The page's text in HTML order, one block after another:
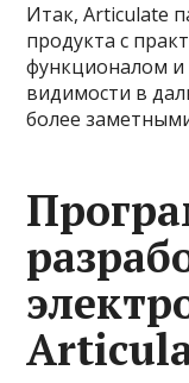
Итак, Articulate
продукта с
функционалом
видимости в
более